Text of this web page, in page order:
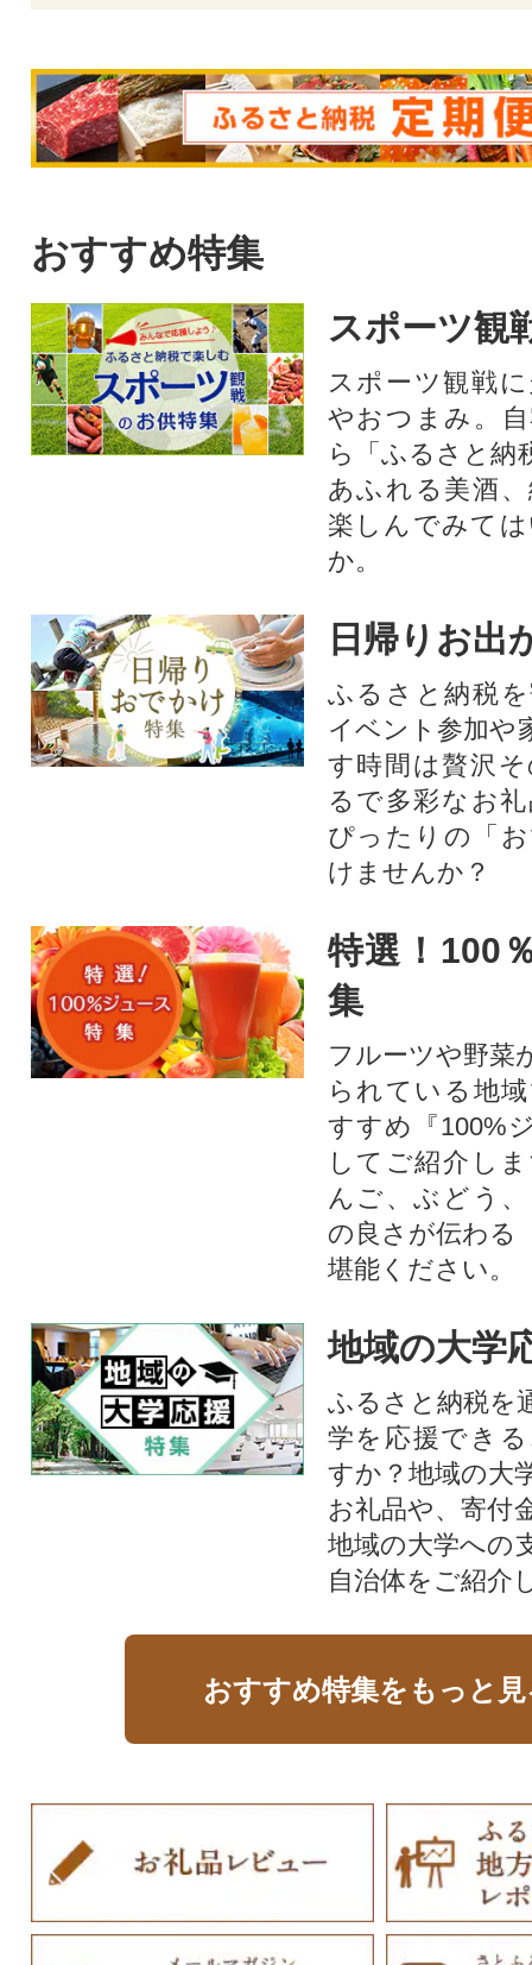
おすすめ特集
スポーツ観
スポーツ観戦
やおつまみ。
ら「ふるさと納
あふれる美酒
楽しんでみて
か。
日帰りお出
ふるさと納税
イベント参加や
す時間は贅沢
るで多彩なお
ぴったりの「
けませんか？
特選！100
集
フルーツや野菜
られている地
すすめ『100%
してご紹介し
んご、ぶどう
の良さが伝わる
堪能ください。
地域の大学
ふるさと納税を
学を応援でき
すか？地域の大
お礼品や、寄付
地域の大学への
自治体をご紹介
おすすめ特集をもっと